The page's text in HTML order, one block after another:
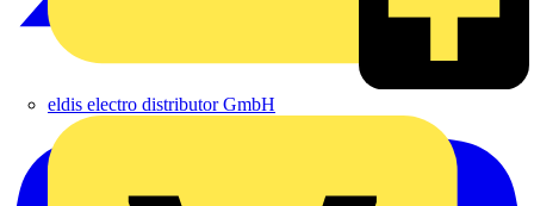
eldis electro distributor GmbH